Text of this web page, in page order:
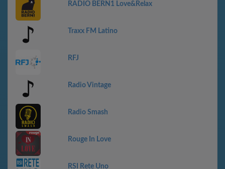
RADIO BERN1 Love&Relax
Traxx FM Latino
RFJ
Radio Vintage
Radio Smash
Rouge In Love
RSI Rete Uno